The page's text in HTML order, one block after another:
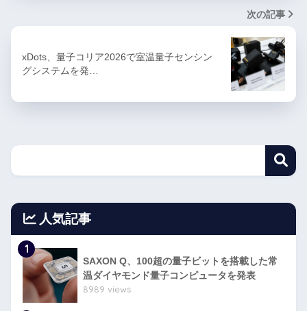
次の記事
xDots、量子コリア2026で室温量子センシン
グシステムを発…
人気記事
1
SAXON Q、100超の量子ビットを搭載した常
温ダイヤモンド量子コンピュータを発表
8989 views